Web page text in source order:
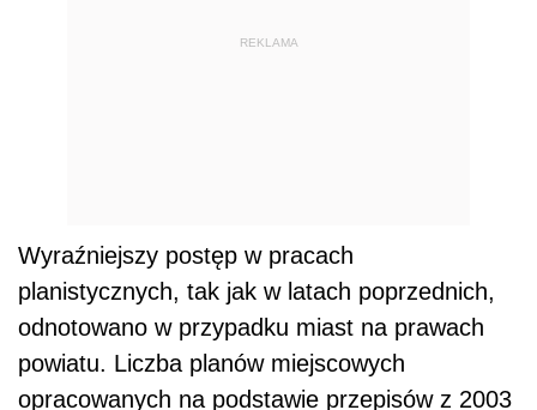
REKLAMA
Wyraźniejszy postęp w pracach
planistycznych, tak jak w latach poprzednich,
odnotowano w przypadku miast na prawach
powiatu. Liczba planów miejscowych
opracowanych na podstawie przepisów z 2003